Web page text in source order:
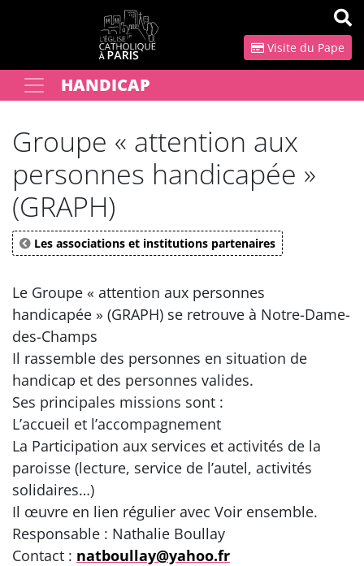
Visite du Pape
Votre rechercheHANDICAP
Groupe « attention aux
personnes handicapée »
(GRAPH)
Les associations et institutions partenaires
Le Groupe « attention aux personnes
handicapée » (GRAPH) se retrouve à Notre-Dame-
des-Champs
Il rassemble des personnes en situation de
handicap et des personnes valides.
Ses principales missions sont :
L’accueil et l’accompagnement
La Participation aux services et activités de la
paroisse (lecture, service de l’autel, activités
solidaires…)
Il œuvre en lien régulier avec Voir ensemble.
Responsable : Nathalie Boullay
Contact : natboullay@yahoo.fr
Panneau de gestion des cookies